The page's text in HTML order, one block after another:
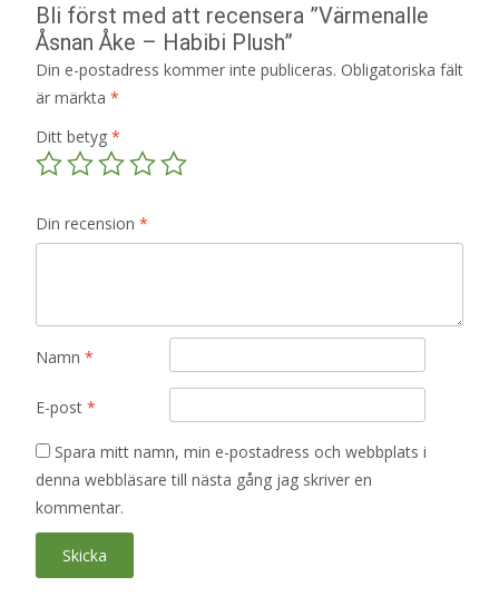
Bli först med att recensera ”Värmenalle
Åsnan Åke – Habibi Plush”
Din e-postadress kommer inte publiceras. Obligatoriska fält
är märkta *
Ditt betyg *
Din recension *
Namn *
E-post *
Spara mitt namn, min e-postadress och webbplats i
denna webbläsare till nästa gång jag skriver en
kommentar.